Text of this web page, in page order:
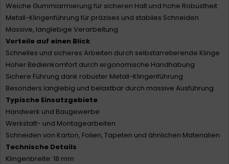
Weiche Gummiarmierung für sicheren Halt und hohe Robustheit
Metall-Klingenführung für präzises und stabiles Schneiden
Massive, langlebige Verarbeitung
Vorteile auf einen Blick
Schnelles und sicheres Arbeiten durch selbstarretierende Klinge
Hoher Bedienkomfort durch ergonomische Handhabung
Sichere Führung dank robuster Metall-Klingenführung
Besonders langlebig und belastbar durch massive Ausführung
Typische Einsatzgebiete
Handwerk und Baugewerbe
Werkstatt- und Montagearbeiten
Schneiden von Karton, Folien, Tapeten und ähnlichen Materialien
Technische Details
Klingenbreite: 18 mm